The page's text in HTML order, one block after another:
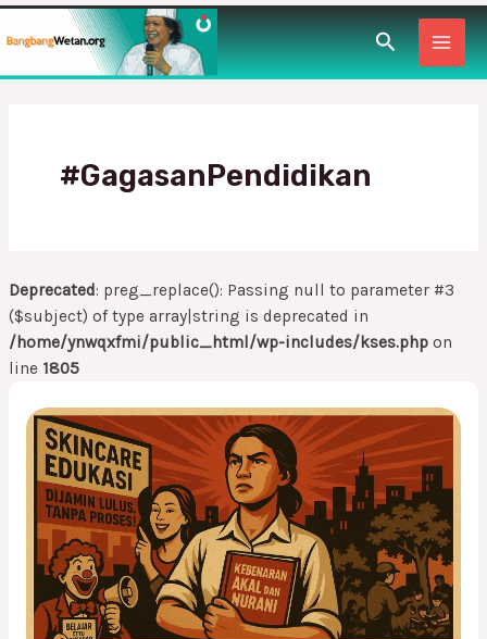
ke
Cari
#GagasanPendidikan
Deprecated: preg_replace(): Passing null to parameter #3
($subject) of type array|string is deprecated in
/home/ynwqxfmi/public_html/wp-includes/kses.php on
line 1805
Gimik
dan
Geming:
Refleksi
Hari
Pendidikan
Tengah
Gemuruh